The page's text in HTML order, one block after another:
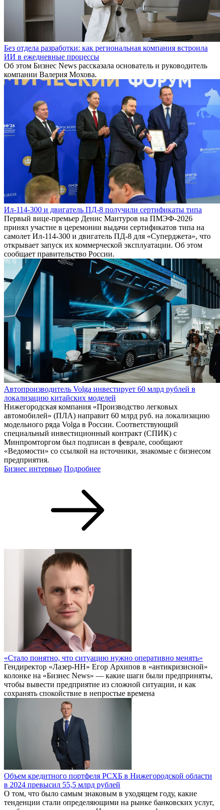
Без отдела разработки: как региональная компания встроила
ИИ в ежедневные процессы
Об этом Бизнес News рассказала основатель и руководитель
компании Валерия Мохова.
Ил-114-300 и двигатель ПД-8 получили сертификаты типа
Первый вице-премьер Денис Мантуров на ПМЭФ-2026
принял участие в церемонии выдачи сертификатов типа на
самолет Ил-114-300 и двигатель ПД-8 для «Суперджета», что
открывает запуск их коммерческой эксплуатации. Об этом
сообщает правительство России.
Автопроизводитель Volga инвестирует 60 млрд рублей в
локализацию китайских моделей
Нижегородская компания «Производство легковых
автомобилей» (ПЛА) направит 60 млрд руб. на локализацию
модельного ряда Volga в России. Соответствующий
специальный инвестиционный контракт (СПИК) с
Минпромторгом был подписан в феврале, сообщают
«Ведомости» со ссылкой на источники, знакомые с бизнесом
предприятия.
Бизнес интервью Подробнее
«Стало понятно, что ситуацию нужно оперативно менять»
Гендиректор «Лазер-НН» Егор Архипов в «антикризисной»
колонке на «Бизнес News» — какие шаги были предприняты,
чтобы вывести предприятие из сложной ситуации, и как
сохранять спокойствие в непростые времена
Объем кредитного портфеля РСХБ в Нижегородской области
в 2024 превысил 55,5 млрд рублей
О том, что было самым знаковым в уходящем году, какие
тенденции стали определяющими на рынке банковских услуг,